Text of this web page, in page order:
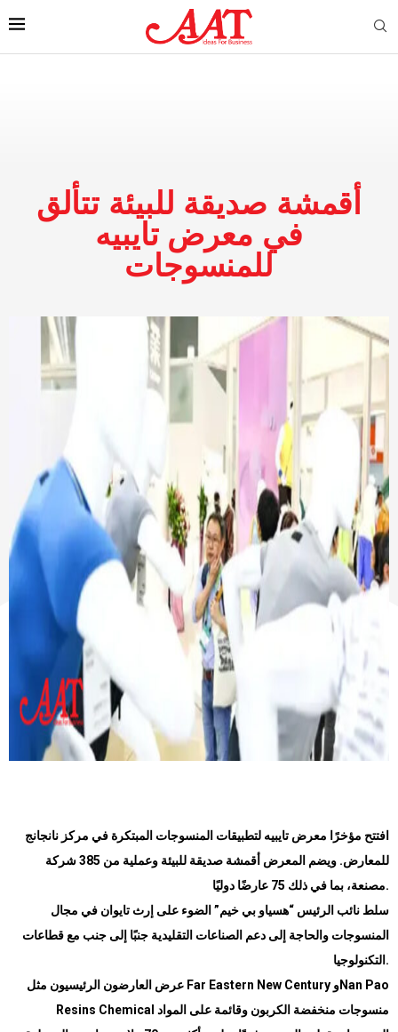
أقمشة صديقة للبيئة تتألق
في معرض تايبيه
للمنسوجات
افتتح مؤخرًا معرض تايبيه لتطبيقات المنسوجات المبتكرة في مركز نانجانج
للمعارض. ويضم المعرض أقمشة صديقة للبيئة وعملية من 385 شركة
مصنعة، بما في ذلك 75 عارضًا دوليًا.
سلط نائب الرئيس “هسياو بي خيم” الضوء على إرث تايوان في مجال
المنسوجات والحاجة إلى دعم الصناعات التقليدية جنبًا إلى جنب مع قطاعات
التكنولوجيا .
عرض العارضون الرئيسيون مثل Far Eastern New Century وNan Pao
Resins Chemical منسوجات منخفضة الكربون وقائمة على المواد